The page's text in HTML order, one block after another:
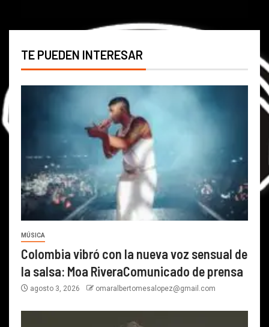
TE PUEDEN INTERESAR
MÚSICA
Colombia vibró con la nueva voz sensual de
la salsa: Moa RiveraComunicado de prensa
agosto 3, 2026 omaralbertomesalopez@gmail.com